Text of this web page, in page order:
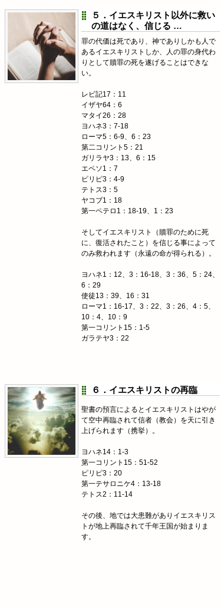
５．イエスキリスト以外に救い
の道はなく、信じる …
罪の代価は死であり、神でありしかも人で
あるイエスキリストしか、人の罪の身代わ
りとして贖罪の死を遂げることはできな
い。
レビ記17：11
イザヤ64：6
マタイ26：28
ヨハネ3：7-18
ローマ5：6-9、6：23
第二コリント5：21
ガリラヤ3：13、6：15
エペソ1：7
ピリピ3：4-9
テトス3：5
ヤコブ1：18
第一ペテロ1：18-19、1：23
そしてイエスキリスト（贖罪のために死
に、復活されたこと）を信じる事によって
のみ救われます（永遠の命が得られる）。
ヨハネ1：12、3：16-18、3：36、5：24、
6：29
使徒13：39、16：31
ローマ1：16-17、3：22、3：26、4：5、
10：4、10：9
第一コリント15：1-5
ガラテヤ3：22
６．イエスキリストの再臨
聖書の預言によるとイエスキリストはやが
て空中再臨されて信者（教会）を天に引き
上げられます（携挙）。
ヨハネ14：1-3
第一コリント15：51-52
ピリピ3：20
第一テサロニケ4：13-18
テトス2：11-14
その後、地では大患難がありイエスキリス
トが地上再臨されて千年王国が始まりま
す。